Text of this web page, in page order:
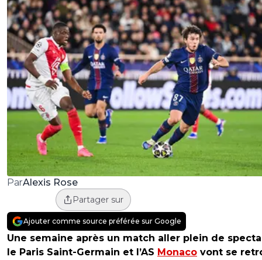
ParAlexis Rose
Partager sur
Ajouter comme source préférée sur Google
Une semaine après un match aller plein de
le Paris Saint-Germain et l’AS Monaco vont se